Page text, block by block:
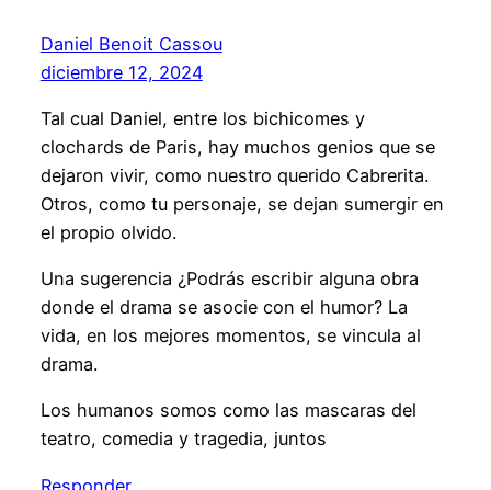
Daniel Benoit Cassou
diciembre 12, 2024
Tal cual Daniel, entre los bichicomes y
clochards de Paris, hay muchos genios que se
dejaron vivir, como nuestro querido Cabrerita.
Otros, como tu personaje, se dejan sumergir en
el propio olvido.
Una sugerencia ¿Podrás escribir alguna obra
donde el drama se asocie con el humor? La
vida, en los mejores momentos, se vincula al
drama.
Los humanos somos como las mascaras del
teatro, comedia y tragedia, juntos
Responder